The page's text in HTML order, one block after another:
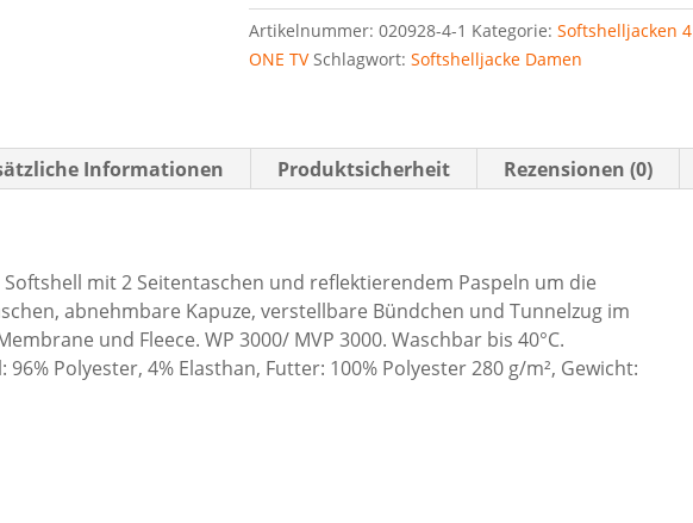
Brust-
und
Rückendruck
Artikelnummer: 020928-4-1 Kategorie: Softshelljacken 4
ONE TV Schlagwort: Softshelljacke Damen
Informationen Produktsicherheit Rezensionen (0)
Softshell mit 2 Seitentaschen und reflektierendem Paspeln um die
abnehmbare Kapuze, verstellbare Bündchen und Tunnelzug im
und Fleece. WP 3000/ MVP 3000. Waschbar bis 40°C.
Polyester, 4% Elasthan, Futter: 100% Polyester 280 g/m², Gewicht: